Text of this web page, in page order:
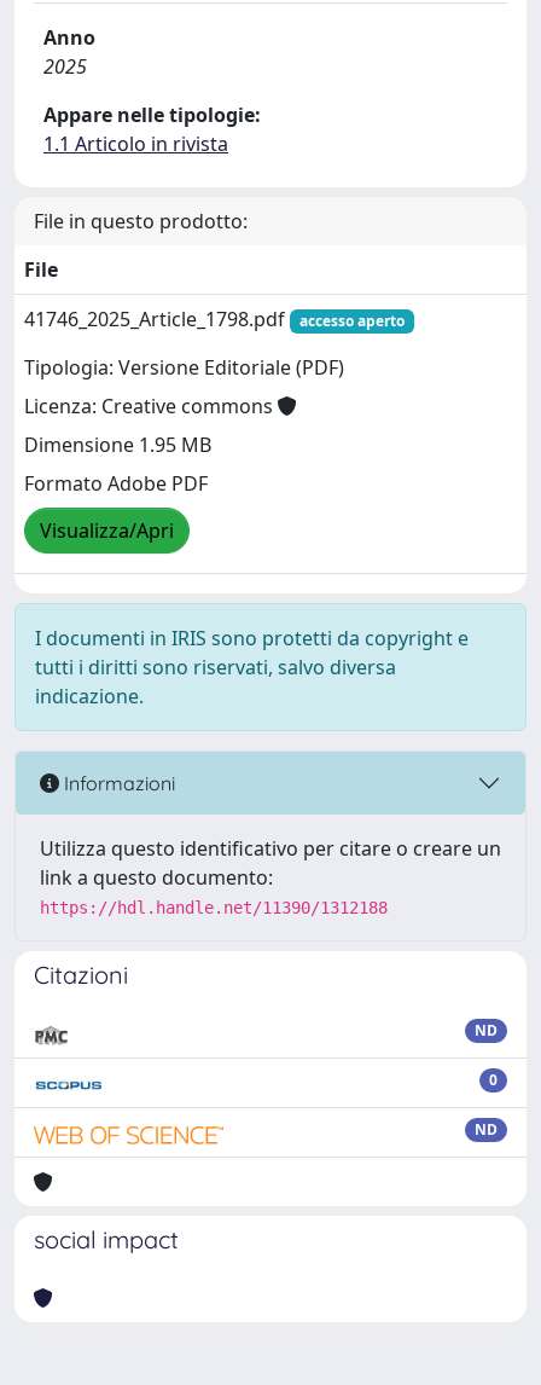
Anno
2025
Appare nelle tipologie:
1.1 Articolo in rivista
File in questo prodotto:
File
41746_2025_Article_1798.pdf
accesso aperto
Tipologia: Versione Editoriale (PDF)
Licenza: Creative commons
Dimensione 1.95 MB
Formato Adobe PDF
Visualizza/Apri
I documenti in IRIS sono protetti da copyright e
tutti i diritti sono riservati, salvo diversa
indicazione.
Informazioni
Utilizza questo identificativo per citare o creare un
link a questo documento:
https://hdl.handle.net/11390/1312188
Citazioni
ND
0
ND
social impact